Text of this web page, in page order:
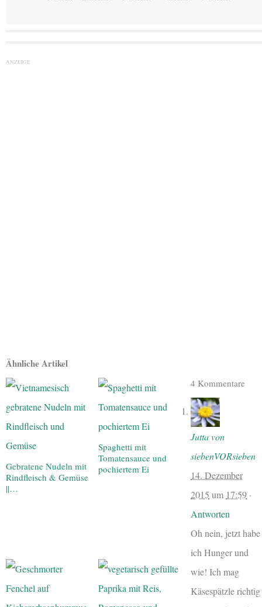
ANZEIGE
Ähnliche Artikel
Gebratene Nudeln mit
Rindfleisch & Gemüse
||…
Spaghetti mit
Tomatensauce und
pochiertem Ei
4 Kommentare
Jutta von
siebenVORsieben
14. Dezember
2015 um 17:59 ·
Antworten
Oh nein, jetzt habe
ich Hunger und
wie! Ich mag
Käsespätzle richtig